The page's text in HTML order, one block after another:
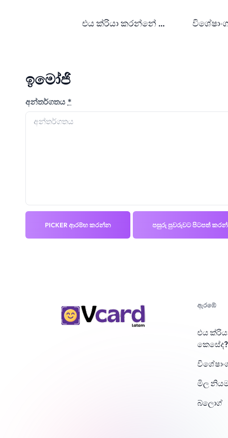
එය ක්රියා කරන්නේ කෙසේද?
ඉමෝජි
අන්තර්ගතය *
PICKER ආරම්භ කරන්න පසුරු පුවරුවට පිටපත්
ඇරඹේ
එය
කෙසේද?
මිල
බ්ලොග්